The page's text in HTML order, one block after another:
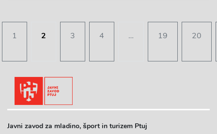
1 2 3 4 … 19 20
Javni zavod za mladino, šport in turizem Ptuj